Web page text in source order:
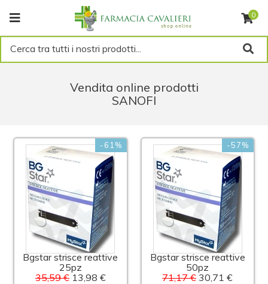
0
Cerca tra tutti i nostri prodotti...
Vendita online prodotti
SANOFI
-61%
Bgstar strisce reattive
25pz
35,59 €13,98 €
-57%
Bgstar strisce reattive
50pz
71,17 € 30,71 €